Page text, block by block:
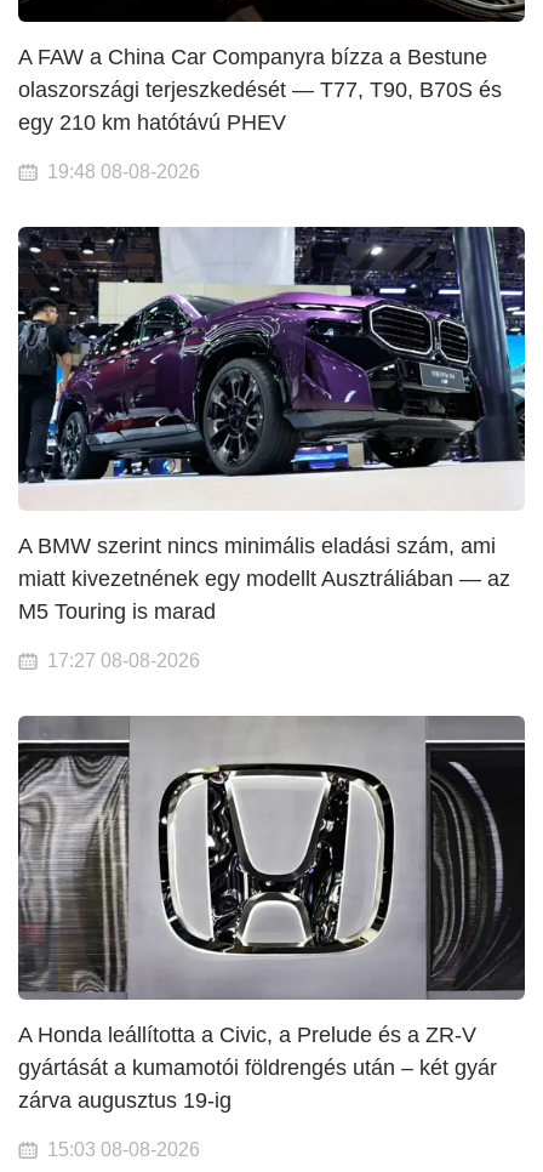
A FAW a China Car Companyra bízza a Bestune
olaszországi terjeszkedését — T77, T90, B70S és
egy 210 km hatótávú PHEV
19:48 08-08-2026
A BMW szerint nincs minimális eladási szám, ami
miatt kivezetnének egy modellt Ausztráliában — az
M5 Touring is marad
17:27 08-08-2026
A Honda leállította a Civic, a Prelude és a ZR-V
gyártását a kumamotói földrengés után – két gyár
zárva augusztus 19-ig
15:03 08-08-2026